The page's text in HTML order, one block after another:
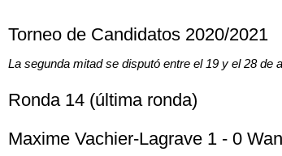
Torneo de Candidatos 2020/2021
La segunda mitad se disputó entre el 19 y el 28 de
Ronda 14 (última ronda)
Maxime Vachier-Lagrave 1 - 0